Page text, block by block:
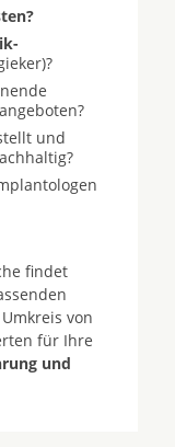
angeboten?
und
findet
von
für Ihre
und